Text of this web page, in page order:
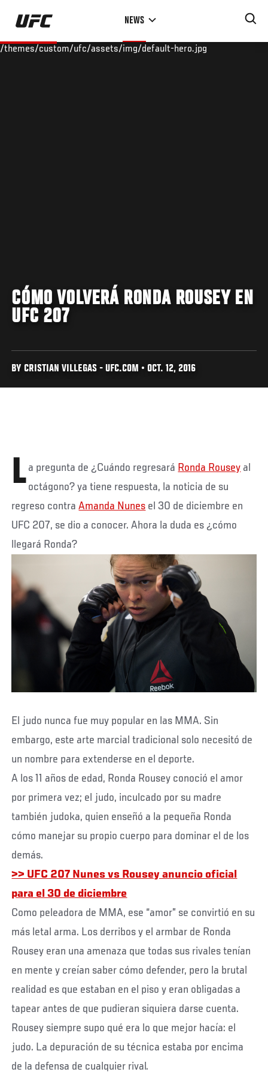
Skip
main
NEWS
/themes/custom/ufc/assets/img/default-hero.jpg
CÓMO VOLVERÁ RONDA ROUSEY EN
UFC 207
BY CRISTIAN VILLEGAS - UFC.COM • OCT. 12, 2016
L a pregunta de ¿Cuándo regresará Ronda Rousey al
octágono? ya tiene respuesta, la noticia de su
regreso contraAmanda Nunes el 30 de diciembre en
UFC 207, se dio a conocer. Ahora la duda es ¿cómo
llegará Ronda?
El judo nunca fue muy popular en las MMA. Sin
embargo, este arte marcial tradicional solo necesitó de
un nombre para extenderse en el deporte.
A los 11 años de edad, Ronda Rousey conoció el amor
por primera vez; el judo, inculcado por su madre
también judoka, quien enseñó a la pequeña Ronda
cómo manejar su propio cuerpo para dominar el de los
demás.
>> UFC 207 Nunes vs Rousey anuncio oficial
para el 30 de diciembre
Como peleadora de MMA, ese “amor” se convirtió en su
más letal arma. Los derribos y el armbar de Ronda
Rousey eran una amenaza que todas sus rivales tenían
en mente y creían saber cómo defender, pero la brutal
realidad es que estaban en el piso y eran obligadas a
tapear antes de que pudieran siquiera darse cuenta.
Rousey siempre supo qué era lo que mejor hacía: el
judo. La depuración de su técnica estaba por encima
de la defensa de cualquier rival.